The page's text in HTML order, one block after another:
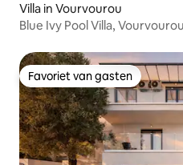
Villa in Vourvourou
Blue Ivy Pool Villa,
Favoriet van gasten
Favoriet van gasten